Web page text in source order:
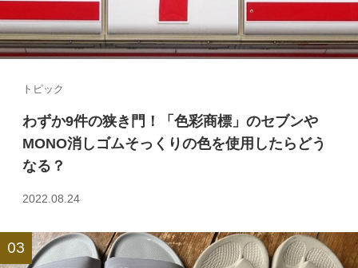
トピック
わずか9件の狭き門！「色彩商標」のセブンや
MONO消しゴムそっくりの色を使用したらどう
なる？
2022.08.24